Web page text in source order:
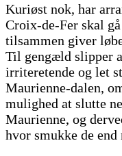
Kuriøst nok, har
Croix-de-Fer skal
tilsammen giver
Til gengæld slipper
irriteretende og let
Maurienne-dalen,
mulighed at slutte
Maurienne, og
hvor smukke de